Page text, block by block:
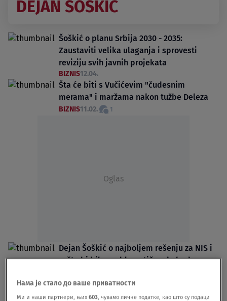
DEJAN ŠOŠKIĆ
Šoškić o planu Srbija 2030 - 2035:
Zaustaviti velika ulaganja i sprovesti
reviziju svih javnih projekata
BIZNIS12.04.
Šta će biti s Vučićevim "čudesnim
merama" i maržama nakon tužbe Deleza
BIZNIS11.02. 1
Oglas
Dejan Šoškić o najboljem rešenju za NIS i
zašto bi bilo problematično da bude u
DRUŠTVO07.01.
Galopirajuća korupcija pokazala je ogavno
Нама је стало до ваше приватности
Ми и наши партнери, њих603, чувамо личне податке, као што су подаци